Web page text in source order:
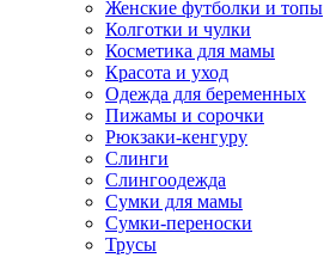
Женские футболки и топы
Колготки и чулки
Косметика для мамы
Красота и уход
Одежда для беременных
Пижамы и сорочки
Рюкзаки-кенгуру
Слинги
Слингоодежда
Сумки для мамы
Сумки-переноски
Трусы